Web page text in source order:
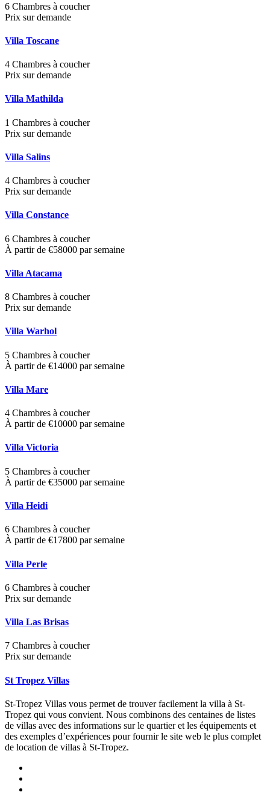
6 Chambres à coucher
Prix sur demande
Villa Toscane
4 Chambres à coucher
Prix sur demande
Villa Mathilda
1 Chambres à coucher
Prix sur demande
Villa Salins
4 Chambres à coucher
Prix sur demande
Villa Constance
6 Chambres à coucher
À partir de €58000 par semaine
Villa Atacama
8 Chambres à coucher
Prix sur demande
Villa Warhol
5 Chambres à coucher
À partir de €14000 par semaine
Villa Mare
4 Chambres à coucher
À partir de €10000 par semaine
Villa Victoria
5 Chambres à coucher
À partir de €35000 par semaine
Villa Heidi
6 Chambres à coucher
À partir de €17800 par semaine
Villa Perle
6 Chambres à coucher
Prix sur demande
Villa Las Brisas
7 Chambres à coucher
Prix sur demande
St Tropez Villas
St-Tropez Villas vous permet de trouver facilement la villa à St-
Tropez qui vous convient. Nous combinons des centaines de listes
de villas avec des informations sur le quartier et les équipements et
des exemples d’expériences pour fournir le site web le plus complet
de location de villas à St-Tropez.